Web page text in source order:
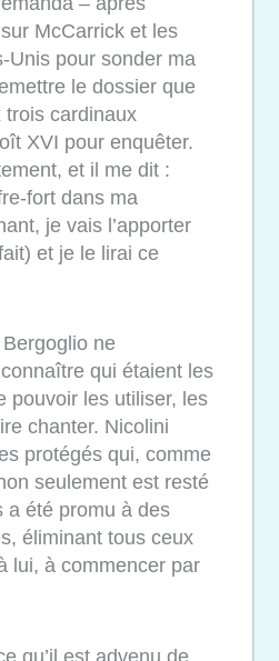
McCarrick et les
Unis pour sonder ma
le dossier que
trois cardinaux
XVI pour enquêter.
et il me dit :
fort dans ma
je vais l’apporter
et je le lirai ce
ne
connaître qui étaient les
pouvoir les utiliser, les
chanter. Nicolini
protégés qui, comme
seulement est resté
a été promu à des
éliminant tous ceux
lui, à commencer par
qu’il est advenu de